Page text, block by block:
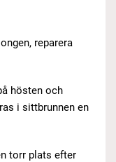
reparera
hösten och
i sittbrunnen en
torr plats efter